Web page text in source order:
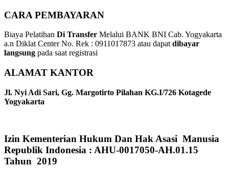
CARA PEMBAYARAN
Biaya Pelatihan Di Transfer Melalui BANK BNI Cab. Yogyakarta
a.n Diklat Center No. Rek : 0911017873 atau dapatdibayar
langsung pada saat registrasi
ALAMAT KANTOR
Jl. Nyi Adi Sari, Gg. Margotirto Pilahan KG.I/726 Kotagede
Yogyakarta
Izin Kementerian Hukum Dan Hak Asasi Manusia
Republik Indonesia : AHU-0017050-AH.01.15
Tahun 2019